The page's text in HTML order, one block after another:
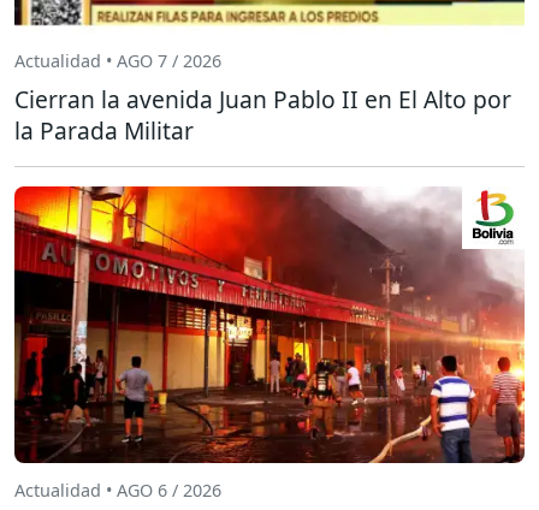
Actualidad • AGO 7 / 2026
Cierran la avenida Juan Pablo II en El Alto por
la Parada Militar
Actualidad • AGO 6 / 2026